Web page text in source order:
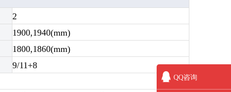
2
1900,1940(mm)
1800,1860(mm)
9/11+8
QQ咨询